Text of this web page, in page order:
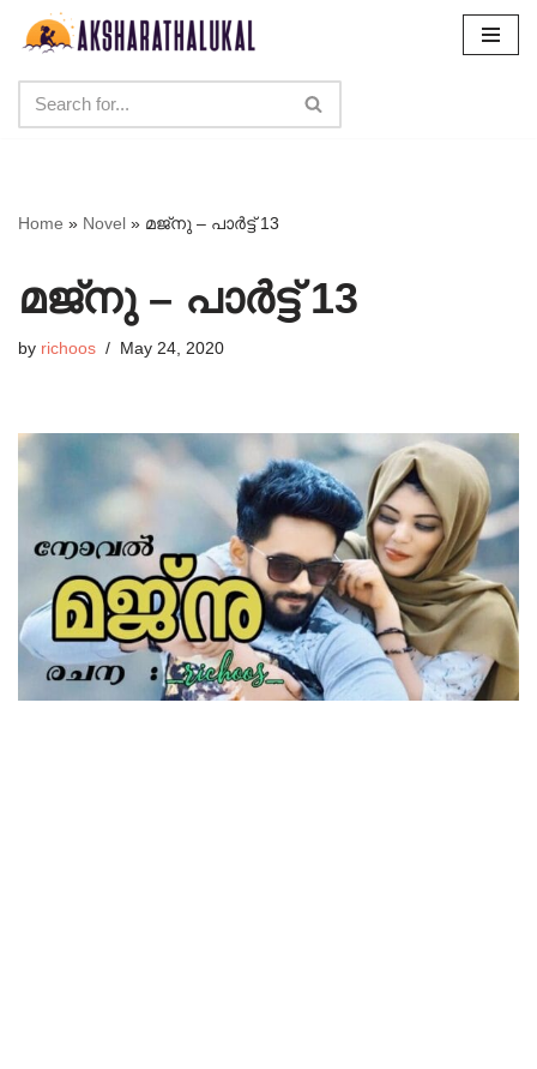
content
Home » Novel » മജ്നു – പാർട്ട്‌ 13
മജ്നു – പാർട്ട്‌ 13
by richoos May 24, 2020